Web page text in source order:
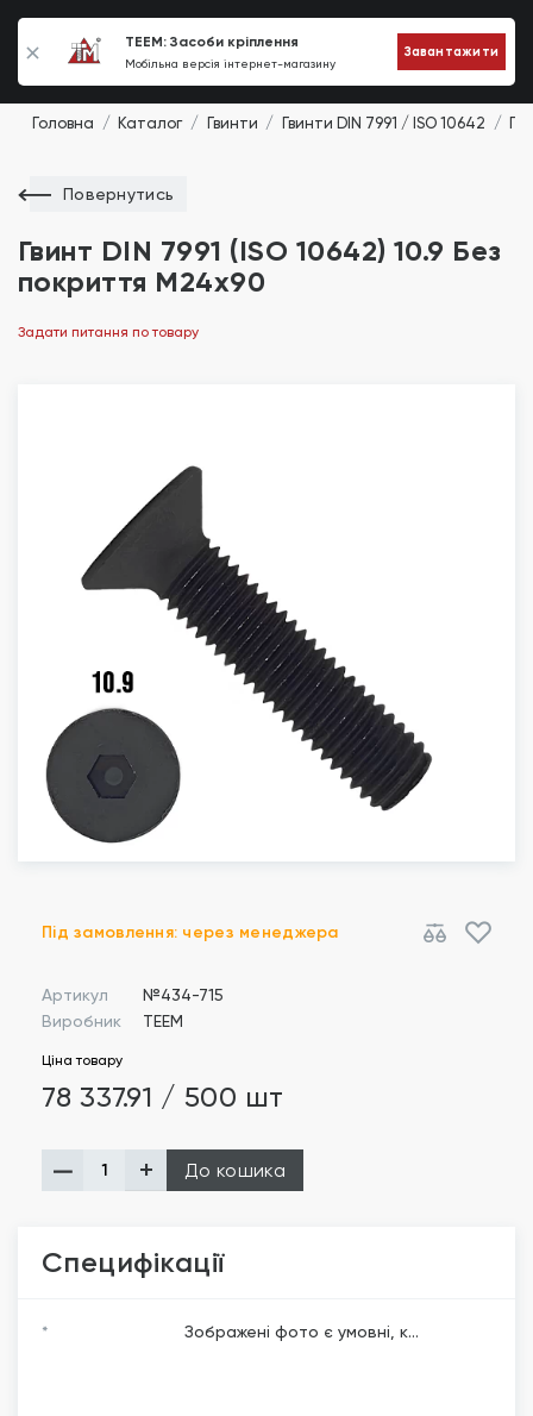
TEEM: Засоби кріплення
Мобільна версія інтернет-магазину
Завантажити
0
Головна Каталог Гвинти Гвинти DIN 7991 / ISO 10642
Повернутись
Гвинт DIN 7991 (ISO 10642) 10.9 Без
покриття М24х90
Задати питання по товару
Специфікації
* Зображені фото є умовні, к...
Під замовлення: через менеджера
Артикул
№434-715
Виробник
TEEM
Ціна товару
78 337.91 / 500 шт
До кошика